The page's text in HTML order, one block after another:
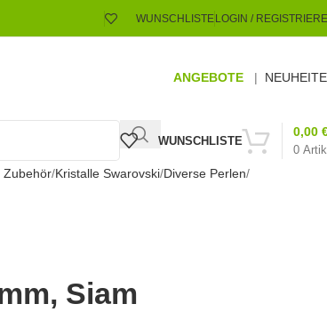
WUNSCHLISTELOGIN /
ANGEBOTE |
WUNSCHLISTE
0
0,00
Zubehör Kristalle Swarovski Diverse Perlen
Siam